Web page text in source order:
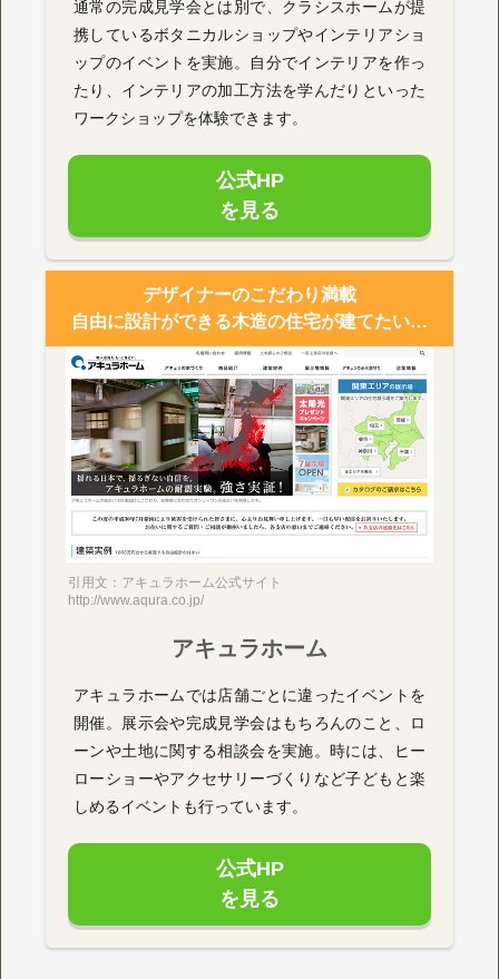
通常の完成見学会とは別で、クラシスホームが提
携しているボタニカルショップやインテリアショ
ップのイベントを実施。自分でインテリアを作っ
たり、インテリアの加工方法を学んだりといった
ワークショップを体験できます。
公式HP
を見る
デザイナーのこだわり満載
自由に設計ができる木造の住宅が建てたい…
引用文：アキュラホーム公式サイト
http://www.aqura.co.jp/
アキュラホーム
アキュラホームでは店舗ごとに違ったイベントを
開催。展示会や完成見学会はもちろんのこと、ロ
ーンや土地に関する相談会を実施。時には、ヒー
ローショーやアクセサリーづくりなど子どもと楽
しめるイベントも行っています。
公式HP
を見る